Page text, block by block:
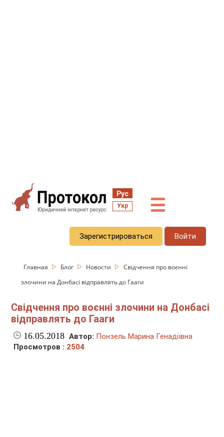
Рус
Укр ☰
Зарегистрироваться Войти
Главная Блог Новости
Свідчення про воєнні
злочини на Донбасі відправлять до Гааги
Свідчення про воєнні злочини на Донбасі
відправлять до Гааги
16.05.2018 Автор: Понзель Марина Генадіївна
Просмотров : 2504